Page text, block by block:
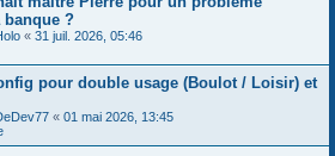
banque ?
« 31 juil. 2026, 05:46
pour double usage (Boulot / Loisir) et
« 01 mai 2026, 13:45